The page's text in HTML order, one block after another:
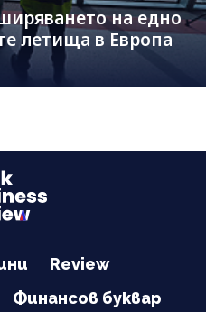
на едно
летища в Европа
Review
Финансов буквар